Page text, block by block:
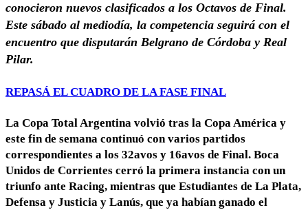
conocieron nuevos clasificados a los Octavos de Final.
Este sábado al mediodía, la competencia seguirá con el
encuentro que disputarán Belgrano de Córdoba y Real
Pilar.
REPASÁ EL CUADRO DE LA FASE FINAL
La Copa Total Argentina volvió tras la Copa América y
este fin de semana continuó convarios partidos
correspondientes a los 32avos y 16avos de Final. Boca
Unidos de Corrientes cerró la primera instancia con un
triunfo ante Racing, mientras que Estudiantes de La Plata,
Defensa y Justicia y Lanús, que ya habían ganado el